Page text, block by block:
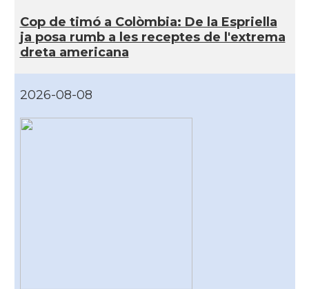
Cop de timó a Colòmbia: De la Espriella
ja posa rumb a les receptes de l'extrema
dreta americana
2026-08-08